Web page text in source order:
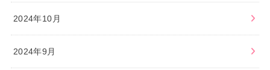
2024年10月
2024年9月